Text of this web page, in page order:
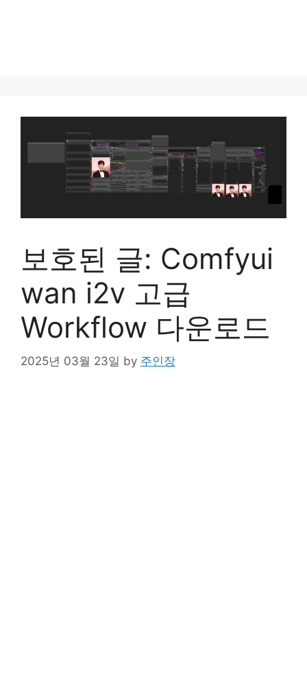
보호된 글: Comfyui
wan i2v 고급
Workflow 다운로드
2025년 03월 23일 by 주인장